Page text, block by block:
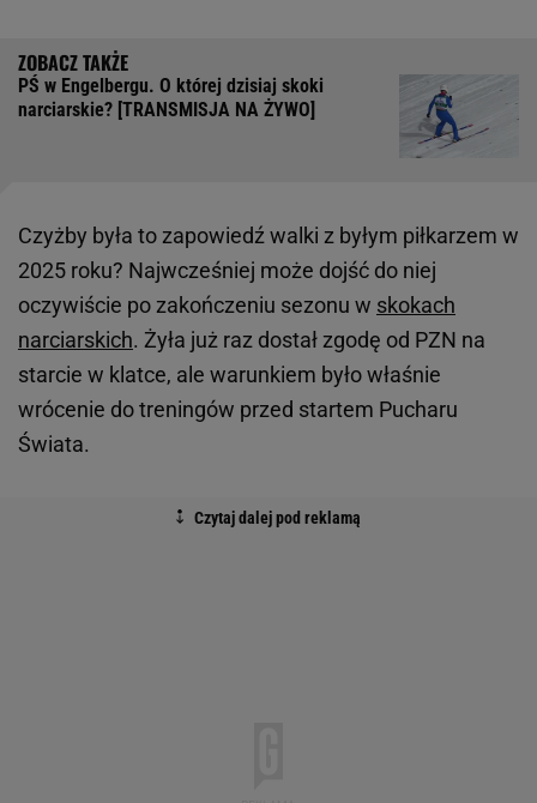
PŚ w Engelbergu. O której dzisiaj skoki
narciarskie? [TRANSMISJA NA ŻYWO]
Czyżby była to zapowiedź walki z byłym piłkarzem w
2025 roku? Najwcześniej może dojść do niej
oczywiście po zakończeniu sezonu w skokach
narciarskich. Żyła już raz dostał zgodę od PZN na
starcie w klatce, ale warunkiem było właśnie
wrócenie do treningów przed startem Pucharu
Świata.